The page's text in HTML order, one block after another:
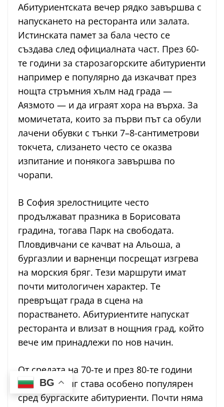
Абитуриентската вечер рядко завършва с
напускането на ресторанта или залата.
Истинската памет за бала често се
създава след официалната част. През 60-
те години за старозагорските абитуриенти
например е популярно да изкачват през
нощта стръмния хълм над града —
Аязмото — и да играят хора на върха. За
момичетата, които за първи път са обули
лачени обувки с тънки 7–8-сантиметрови
токчета, слизането често се оказва
изпитание и понякога завършва по
чорапи.
В София зрелостниците често
продължават празника в Борисовата
градина, тогава Парк на свободата.
Пловдивчани се качват на Альоша, а
бургазлии и варненци посрещат изгрева
на морския бряг. Тези маршрути имат
почти митологичен характер. Те
превръщат града в сцена на
порастването. Абитуриентите напускат
ресторанта и влизат в нощния град, който
вече им принадлежи по нов начин.
От средата на 70-те и през 80-те години
Слънчев бряг става особено популярен
сред бургаските абитуриенти. Почти няма
BG